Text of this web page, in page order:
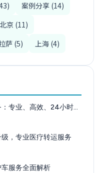
案例分享 (14)
北京 (11)
萨 (5) 上海 (4)
专业、高效、24小时…
，专业医疗转运服务
服务全面解析